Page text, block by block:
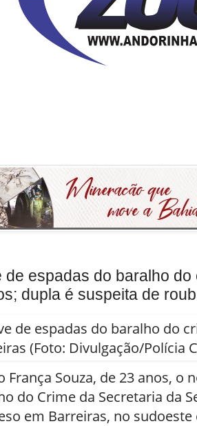
de espadas do baralho
dupla é suspeita de
França Souza, de 23 anos, o
do Crime da Secretaria da
em Barreiras, no sudoeste